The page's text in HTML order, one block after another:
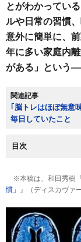
とがわかってい
ルや日常の習慣
意外に簡単に、
年に多い家庭内
がある」という
関連記事
｢脳トレはほぼ無意
毎日していたこと
目次
※本稿は、和田秀樹
慣」
』（ディスカヴァ